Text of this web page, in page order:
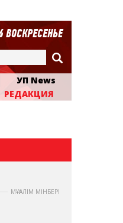
ВОСКРЕСЕНЬЕ
УП News
РЕДАКЦИЯ
МҰҒАЛІМ МІНБЕРІ